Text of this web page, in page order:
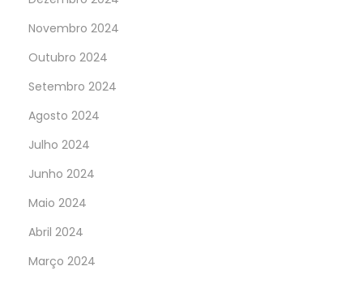
Novembro 2024
Outubro 2024
Setembro 2024
Agosto 2024
Julho 2024
Junho 2024
Maio 2024
Abril 2024
Março 2024